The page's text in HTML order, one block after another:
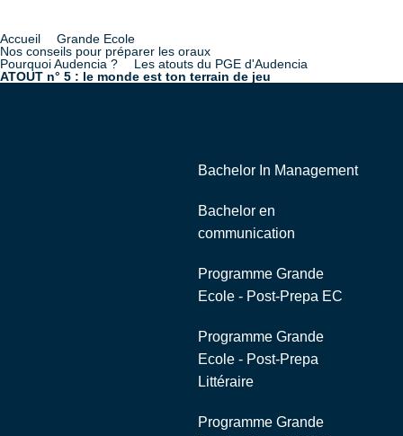
Fil
d'Ariane
Accueil
Grande Ecole
Nos conseils pour préparer les oraux
Pourquoi Audencia ?
Les atouts du PGE d'Audencia
ATOUT n° 5 : le monde est ton terrain de jeu
Bachelor In Management
Bachelor en
communication
Programme Grande
Ecole - Post-Prepa EC
Programme Grande
Ecole - Post-Prepa
Littéraire
Programme Grande